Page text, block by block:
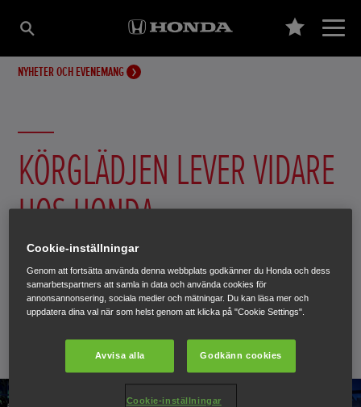
NYHETER OCH EVENEMANG
KÖRGLÄDJEN LEVER VIDARE
HOS HONDA
Hondas forskning och utveckling fokuserar på att ta fram
produkter som skapar glädje hos så många människor
som möjligt.
24 februari 2021
Cookie-inställningar
Genom att fortsätta använda denna webbplats godkänner du Honda och dess
samarbetspartners att samla in data och använda cookies för
annonsannonsering, sociala medier och mätningar. Du kan läsa mer och
uppdatera dina val när som helst genom att klicka på "Cookie Settings".
Avvisa alla Godkänn cookies
Cookie-inställningar